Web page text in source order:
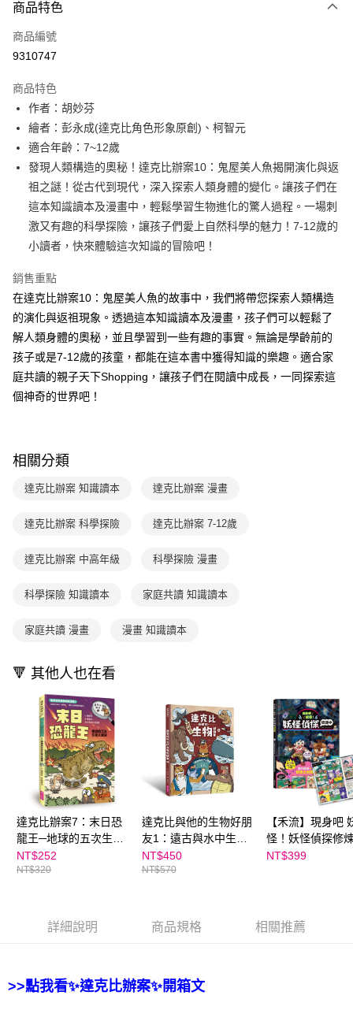
信用卡一次付款
LINE Pay
大哥付你分期
相關說明
【大哥付你分期使用說明】
1.本服務由台灣大哥大提供，台灣大哥大用戶可立即使用無須另外申請。
2.付款方式選擇「大哥付你分期」，訂單成立後會自動跳轉到大哥付的交易
流程，驗證手機門號後，選擇欲分期的期數、繳款截止日，確認付款後即完
3.實際核准額度、可分期數及費用金額請依後續交易確認頁面所載為準。
4.訂單成立30分鐘內，如未前往確認交易或遇審核未通過，訂單將自動取
消。如遇「轉專審核」未通過狀況，表示未達大哥付你分期系統評分，恕無
法說明評估內容。
1.分期款項不併入電信帳單，「大哥付你分期」於每月結算日後寄送繳費提
醒簡訊。
2.透過簡訊連結打開帳單後，可選擇「超商條碼／台灣大直營門市／銀行轉
帳／街口支付／iPASS MONEY」等通路繳費。
【注意事項】
用戶於交易時，得透過本服務購買商品或服務，並由商店將買賣／分期付款
買賣價金債權讓與本公司後，依約使用本公司帳單繳交帳款。
3.完整用戶服務條款，請詳閱以下連結：
AFTEE先享後付
相關說明
【關於「AFTEE先享後付」】
AFTEE先享後付是「在收到商品之後才付款」的支付方式。 讓您購物簡單
便利好安心！
１．簡單：不需註冊會員、不需綁卡、不需儲值。
２．便利：只要手機號碼，簡訊認證，即可結帳。
１．於結帳方式選擇「AFTEE先享後付」後，將跳轉至「AFTEE先享後付」
結帳頁面，進行簡訊認證並確認金額後，即可完成結帳。
２．訂單成立數日內，您將收到繳費通知簡訊。
３．收到繳費通知簡訊後14天內，點擊此簡訊中的連結，可透過四大超商／
ATM／網路銀行／等多元方式進行付款，方視為交易完成。
※ 請注意：結帳手續完成當下不需立刻繳費，但若您需要取消訂單，請聯絡
購買商品的店家。未經商家同意取消之訂單仍視為有效，需透過AFTEE先享
後付繳納相關費用。
１．透過由恩沛科技股份有限公司提供之「AFTEE先享後付」服務完成之交
權轉讓予恩沛科技股份有限公司。
２．關於個人資料處理事宜，請瀏覽以下網址：
３．未成年的使用者請事先徵得法定代理人或監護人之同意方可使用
任。
４．使用「AFTEE先享後付」時，將依據個別帳號之用戶狀況，依本公司即
請求用戶進行身份認證。
ATM付款
運送方式
每筆NT$70，滿NT$499(含以上)免運費
付款後7-11取貨
每筆NT$70，滿NT$800(含以上)免運費
每筆NT$70，滿NT$800(含以上)免運費
海外包裹航空運送
商品特色
商品編號
9310747
商品特色
作者：胡妙芬
繪者：彭永成(達克比角色形象原創)、柯智元
適合年齡：7~12歲
發現人類構造的奧秘！達克比辦案10：鬼屋美人魚揭開演化與返
祖之謎！從古代到現代，深入探索人類身體的變化。讓孩子們在
這本知識讀本及漫畫中，輕鬆學習生物進化的驚人過程。一場刺
激又有趣的科學探險，讓孩子們愛上自然科學的魅力！7-12歲的
小讀者，快來體驗這次知識的冒險吧！
銷售重點
在達克比辦案10：鬼屋美人魚的故事中，我們將帶您探索人類構造
的演化與返祖現象。透過這本知識讀本及漫畫，孩子們可以輕鬆了
解人類身體的奧秘，並且學習到一些有趣的事實。無論是學齡前的
孩子或是7-12歲的孩童，都能在這本書中獲得知識的樂趣。適合家
庭共讀的親子天下Shopping，讓孩子們在閱讀中成長，一同探索這
個神奇的世界吧！
相關分類
達克比辦案 知識讀本 達克比辦案 漫畫
達克比辦案 科學探險 達克比辦案 7-12歲
達克比辦案 中高年級 科學探險 漫畫
科學探險 知識讀本 家庭共讀 知識讀本
家庭共讀 漫畫 漫畫 知識讀本
🔻 其他人也在看
達克比辦案7：末日恐
龍王─地球的五次生物
大滅絕
NT$252
NT$320
達克比與他的生物好朋
友1：遠古與水中生物
篇｜跨時空的驚奇旅
程，發現眾多生物不為
NT$450
NT$570
【禾流】現身吧
怪！妖怪偵探修
NT$399
詳細說明 商品規格 相關推薦
>>點我看✨達克比辦案✨開箱文